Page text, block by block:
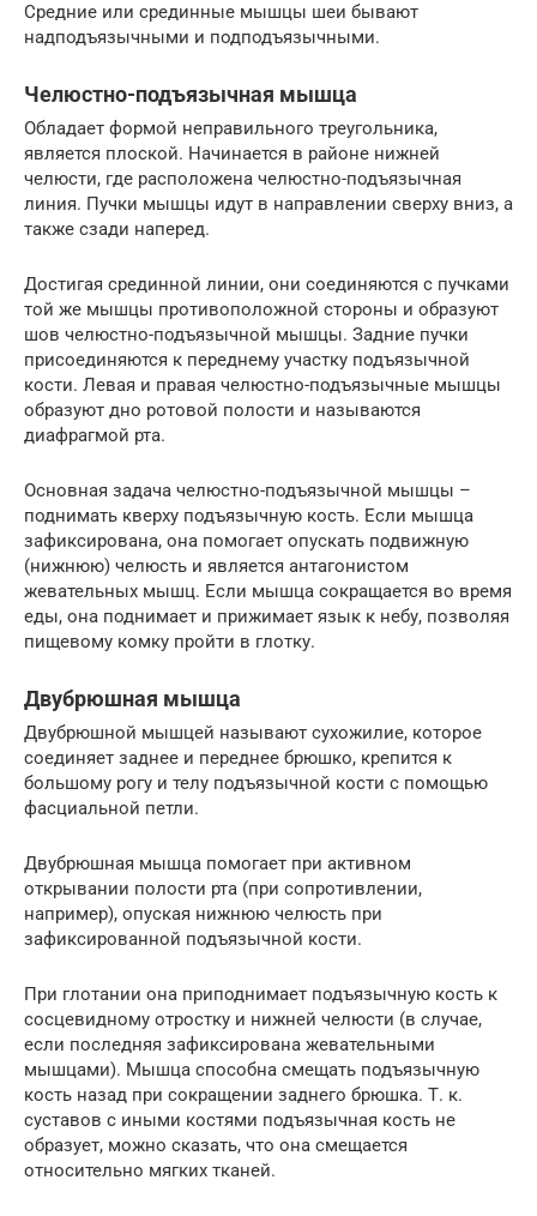
Средние или срединные мышцы шеи бывают
надподъязычными и подподъязычными.
Челюстно-подъязычная мышца
Обладает формой неправильного треугольника,
является плоской. Начинается в районе нижней
челюсти, где расположена челюстно-подъязычная
линия. Пучки мышцы идут в направлении сверху вниз, а
также сзади наперед.
Достигая срединной линии, они соединяются с пучками
той же мышцы противоположной стороны и образуют
шов челюстно-подъязычной мышцы. Задние пучки
присоединяются к переднему участку подъязычной
кости. Левая и правая челюстно-подъязычные мышцы
образуют дно ротовой полости и называются
диафрагмой рта.
Основная задача челюстно-подъязычной мышцы –
поднимать кверху подъязычную кость. Если мышца
зафиксирована, она помогает опускать подвижную
(нижнюю) челюсть и является антагонистом
жевательных мышц. Если мышца сокращается во время
еды, она поднимает и прижимает язык к небу, позволяя
пищевому комку пройти в глотку.
Двубрюшная мышца
Двубрюшной мышцей называют сухожилие, которое
соединяет заднее и переднее брюшко, крепится к
большому рогу и телу подъязычной кости с помощью
фасциальной петли.
Двубрюшная мышца помогает при активном
открывании полости рта (при сопротивлении,
например), опуская нижнюю челюсть при
зафиксированной подъязычной кости.
При глотании она приподнимает подъязычную кость к
сосцевидному отростку и нижней челюсти (в случае,
если последняя зафиксирована жевательными
мышцами). Мышца способна смещать подъязычную
кость назад при сокращении заднего брюшка. Т. к.
суставов с иными костями подъязычная кость не
образует, можно сказать, что она смещается
относительно мягких тканей.